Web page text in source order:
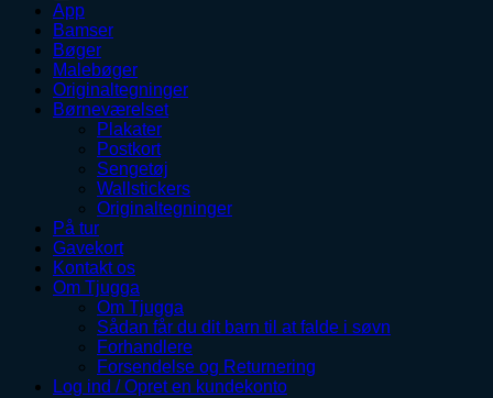
App
Bamser
Bøger
Malebøger
Originaltegninger
Børneværelset
Plakater
Postkort
Sengetøj
Wallstickers
Originaltegninger
På tur
Gavekort
Kontakt os
Om Tjugga
Om Tjugga
Sådan får du dit barn til at falde i søvn
Forhandlere
Forsendelse og Returnering
Log ind / Opret en kundekonto